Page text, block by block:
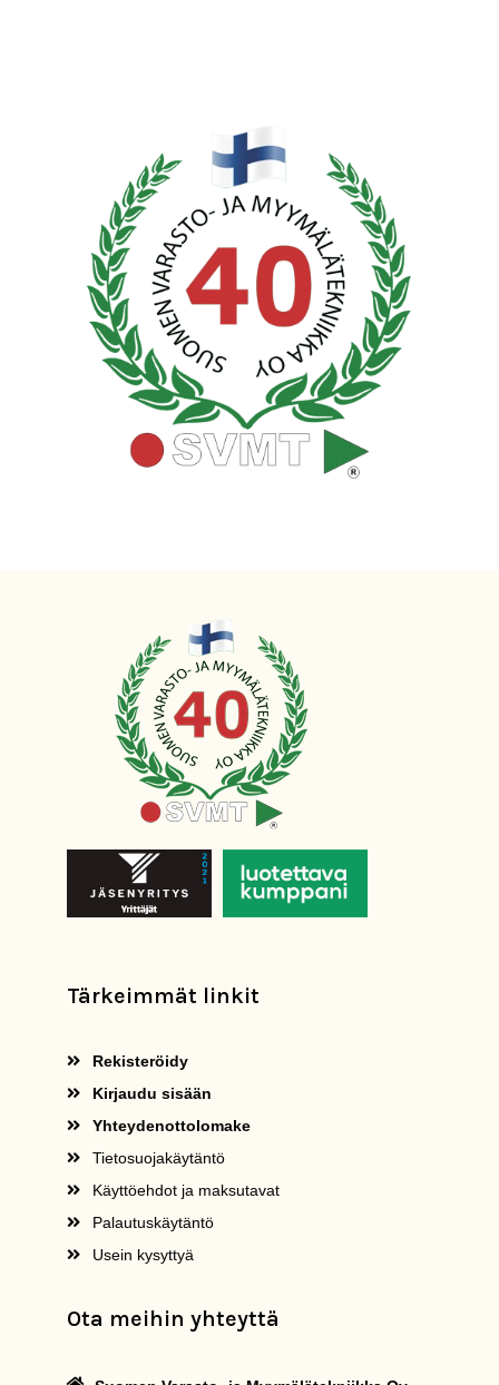
Tärkeimmät linkit
Rekisteröidy
Kirjaudu sisään
Yhteydenottolomake
Tietosuojakäytäntö
Käyttöehdot ja maksutavat
Palautuskäytäntö
Usein kysyttyä
Ota meihin yhteyttä